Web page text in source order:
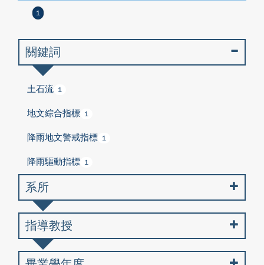
1
關鍵詞
土石流 1
地文綜合指標 1
降雨地文警戒指標 1
降雨驅動指標 1
系所
指導教授